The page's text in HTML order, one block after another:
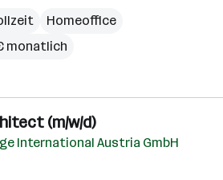
Homeoffice
monatlich
(m/w/d)
International Austria GmbH